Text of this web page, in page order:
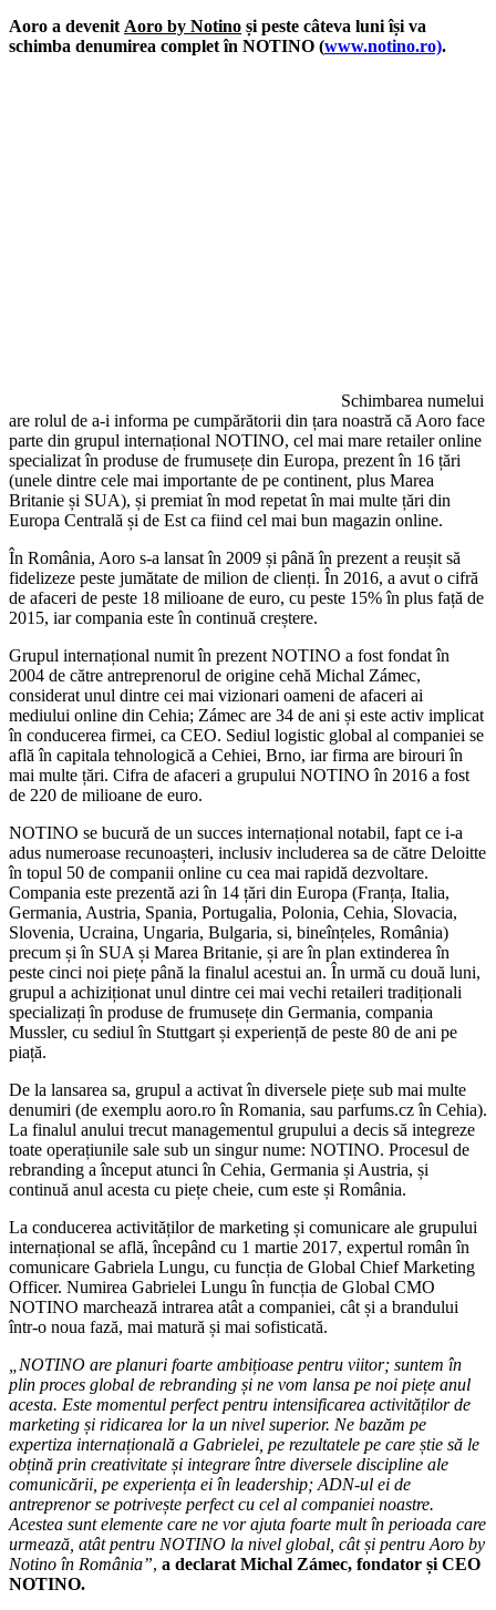
Aoro a devenit Aoro by Notino și peste câteva luni își va
schimba denumirea complet în NOTINO (www.notino.ro).
Schimbarea numelui
are rolul de a-i informa pe cumpărătorii din țara noastră că Aoro face
parte din grupul internațional NOTINO, cel mai mare retailer online
specializat în produse de frumusețe din Europa, prezent în 16 țări
(unele dintre cele mai importante de pe continent, plus Marea
Britanie și SUA), și premiat în mod repetat în mai multe țări din
Europa Centrală și de Est ca fiind cel mai bun magazin online.
În România, Aoro s-a lansat în 2009 și până în prezent a reușit să
fidelizeze peste jumătate de milion de clienți. În 2016, a avut o cifră
de afaceri de peste 18 milioane de euro, cu peste 15% în plus față de
2015, iar compania este în continuă creștere.
Grupul internațional numit în prezent NOTINO a fost fondat în
2004 de către antreprenorul de origine cehă Michal Zámec,
considerat unul dintre cei mai vizionari oameni de afaceri ai
mediului online din Cehia; Zámec are 34 de ani și este activ implicat
în conducerea firmei, ca CEO. Sediul logistic global al companiei se
află în capitala tehnologică a Cehiei, Brno, iar firma are birouri în
mai multe țări. Cifra de afaceri a grupului NOTINO în 2016 a fost
de 220 de milioane de euro.
NOTINO se bucură de un succes internațional notabil, fapt ce i-a
adus numeroase recunoașteri, inclusiv includerea sa de către Deloitte
în topul 50 de companii online cu cea mai rapidă dezvoltare.
Compania este prezentă azi în 14 țări din Europa (Franța, Italia,
Germania, Austria, Spania, Portugalia, Polonia, Cehia, Slovacia,
Slovenia, Ucraina, Ungaria, Bulgaria, si, bineînțeles, România)
precum și în SUA și Marea Britanie, și are în plan extinderea în
peste cinci noi piețe până la finalul acestui an. În urmă cu două luni,
grupul a achiziționat unul dintre cei mai vechi retaileri tradiționali
specializați în produse de frumusețe din Germania, compania
Mussler, cu sediul în Stuttgart și experiență de peste 80 de ani pe
piață.
De la lansarea sa, grupul a activat în diversele piețe sub mai multe
denumiri (de exemplu aoro.ro în Romania, sau parfums.cz în Cehia).
La finalul anului trecut managementul grupului a decis să integreze
toate operațiunile sale sub un singur nume: NOTINO. Procesul de
rebranding a început atunci în Cehia, Germania și Austria, și
continuă anul acesta cu piețe cheie, cum este și România.
La conducerea activităților de marketing și comunicare ale grupului
internațional se află, începând cu 1 martie 2017, expertul român în
comunicare Gabriela Lungu, cu funcția de Global Chief Marketing
Officer. Numirea Gabrielei Lungu în funcția de Global CMO
NOTINO marchează intrarea atât a companiei, cât și a brandului
într-o noua fază, mai matură și mai sofisticată.
„NOTINO are planuri foarte ambițioase pentru viitor; suntem în
plin proces global de rebranding și ne vom lansa pe noi piețe anul
acesta. Este momentul perfect pentru intensificarea activităților de
marketing și ridicarea lor la un nivel superior. Ne bazăm pe
expertiza internațională a Gabrielei, pe rezultatele pe care știe să le
obțină prin creativitate și integrare între diversele discipline ale
comunicării, pe experiența ei în leadership; ADN-ul ei de
antreprenor se potrivește perfect cu cel al companiei noastre.
Acestea sunt elemente care ne vor ajuta foarte mult în perioada care
urmează, atât pentru NOTINO la nivel global, cât și pentru Aoro by
Notino în România”, a declarat Michal Zámec, fondator și CEO
NOTINO.